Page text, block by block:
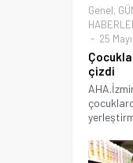
Genel,
25
çizdi